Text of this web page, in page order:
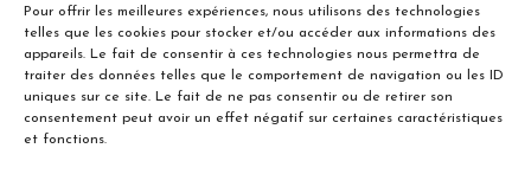
Pour offrir les meilleures expériences, nous utilisons des technologies
telles que les cookies pour stocker et/ou accéder aux informations des
appareils. Le fait de consentir à ces technologies nous permettra de
traiter des données telles que le comportement de navigation ou les ID
uniques sur ce site. Le fait de ne pas consentir ou de retirer son
consentement peut avoir un effet négatif sur certaines caractéristiques
et fonctions.